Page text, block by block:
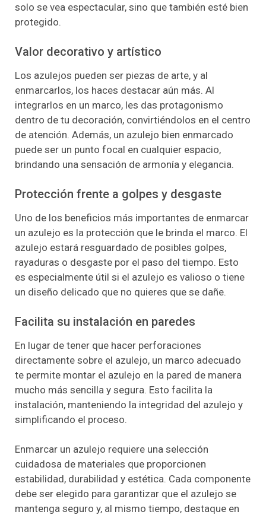
solo se vea espectacular, sino que también esté bien
protegido.
Valor decorativo y artístico
Los azulejos pueden ser piezas de arte, y al
enmarcarlos, los haces destacar aún más. Al
integrarlos en un marco, les das protagonismo
dentro de tu decoración, convirtiéndolos en el centro
de atención. Además, un azulejo bien enmarcado
puede ser un punto focal en cualquier espacio,
brindando una sensación de armonía y elegancia.
Protección frente a golpes y desgaste
Uno de los beneficios más importantes de enmarcar
un azulejo es la protección que le brinda el marco. El
azulejo estará resguardado de posibles golpes,
rayaduras o desgaste por el paso del tiempo. Esto
es especialmente útil si el azulejo es valioso o tiene
un diseño delicado que no quieres que se dañe.
Facilita su instalación en paredes
En lugar de tener que hacer perforaciones
directamente sobre el azulejo, un marco adecuado
te permite montar el azulejo en la pared de manera
mucho más sencilla y segura. Esto facilita la
instalación, manteniendo la integridad del azulejo y
simplificando el proceso.
Enmarcar un azulejo requiere una selección
cuidadosa de materiales que proporcionen
estabilidad, durabilidad y estética. Cada componente
debe ser elegido para garantizar que el azulejo se
mantenga seguro y, al mismo tiempo, destaque en